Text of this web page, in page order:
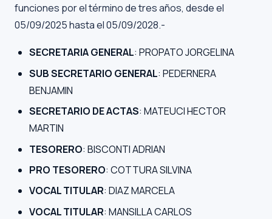
funciones por el término de tres años, desde el
05/09/2025 hasta el 05/09/2028.-
SECRETARIA GENERAL: PROPATO JORGELINA
SUB SECRETARIO GENERAL: PEDERNERA
BENJAMIN
SECRETARIO DE ACTAS: MATEUCI HECTOR
MARTIN
TESORERO: BISCONTI ADRIAN
PRO TESORERO: COTTURA SILVINA
VOCAL TITULAR: DIAZ MARCELA
VOCAL TITULAR: MANSILLA CARLOS